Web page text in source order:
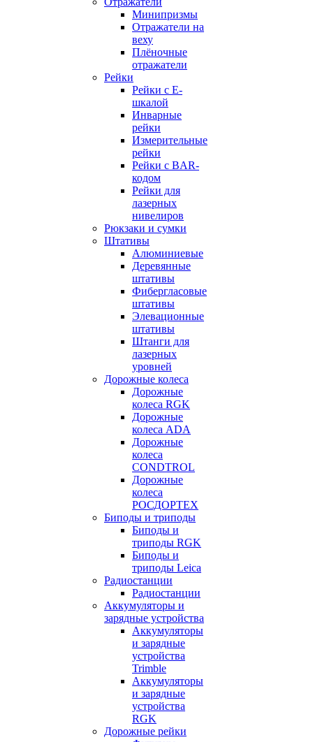
Минипризмы
Отражатели на
веху
Плёночные
отражатели
Рейки
Рейки с E-
шкалой
Инварные
рейки
Измерительные
рейки
Рейки с BAR-
кодом
Рейки для
лазерных
нивелиров
Рюкзаки и сумки
Штативы
Алюминиевые
Деревянные
штативы
Фибергласовые
штативы
Элевационные
штативы
Штанги для
лазерных
уровней
Дорожные колеса
Дорожные
колеса RGK
Дорожные
колеса ADA
Дорожные
колеса
CONDTROL
Дорожные
колеса
РОСДОРТЕХ
Биподы и триподы
Биподы и
триподы RGK
Биподы и
триподы Leica
Радиостанции
Радиостанции
Аккумуляторы и
зарядные устройства
Аккумуляторы
и зарядные
устройства
Trimble
Аккумуляторы
и зарядные
устройства
RGK
Дорожные рейки